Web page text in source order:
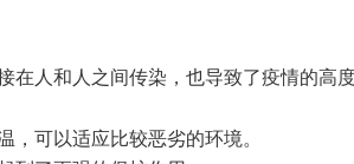
人和人之间传染，也导致了疫情的高
可以适应比较恶劣的环境。